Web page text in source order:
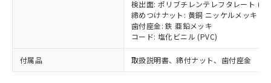
検出面: ポリブチレンテレフタレート
締めつけナット: 黄銅 ニッケルメッキ
歯付座金: 鉄 亜鉛メッキ
コード: 塩化ビニル (PVC)
付属品 取扱説明書、締付ナット、歯付座金
在庫状況および標準価格結果を当社の
事前の承諾なく第三者に漏洩または開
示しないようお願いします。
マイパーツ機能（部品リスト作成サー
ビス）をご利用いただくには、I-Web
部品在庫の切り替え状況などにより、予定
月が前後することがあります。
「ｅ」：有害物質（10物質）のすべてが基
準値以下であることを示します。
「10」：通常の使用状況下において有害物
質が外部に漏えいし、環境に深刻な影響を
及ぼさない年数を意味します。
当社は、貴社製品を第三者に販売する
場合は、上記1、2および3の内容を当
該第三者に通知します。また当社は、
販売先および販売に係わる関係者が違
法に輸出するおそれがある場合は、取
たはお客様担当のオムロン制御
機器販売店・当社販売員にご確
認ください)
白
受注生産機種、また在庫状況の
情報を公開していない機種